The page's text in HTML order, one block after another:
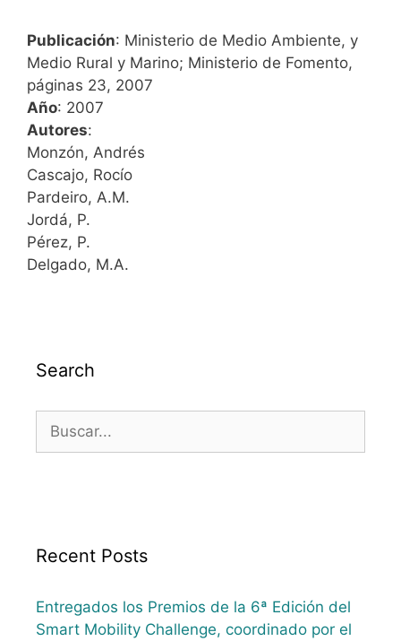
Publicación: Ministerio de Medio Ambiente, y
Medio Rural y Marino; Ministerio de Fomento,
páginas 23, 2007
Año: 2007
Autores:
Monzón, Andrés
Cascajo, Rocío
Pardeiro, A.M.
Jordá, P.
Pérez, P.
Delgado, M.A.
Search
Recent Posts
Entregados los Premios de la 6ª Edición del
Smart Mobility Challenge, coordinado por el